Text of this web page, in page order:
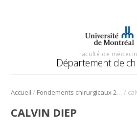
Faculté de
Département de
Accueil / Fondements chirurgicaux 2024 – chirurgie cardiaque /
CALVIN DIEP